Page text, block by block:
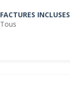
FACTURES INCLUSES
Tous